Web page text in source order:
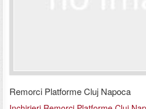
Remorci Platforme Cluj Napoca